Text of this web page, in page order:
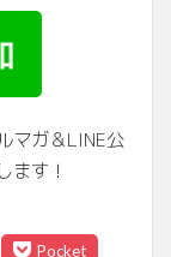
マガ＆LINE公
ます！